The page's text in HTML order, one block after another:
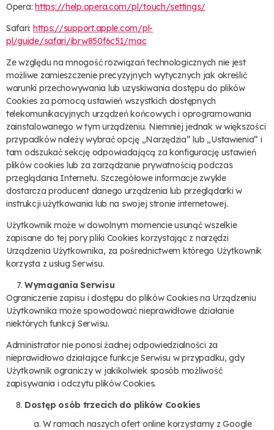
Opera:https://help.opera.com/pl/touch/settings/
Safari: https://support.apple.com/pl-
pl/guide/safari/ibrw850f6c51/mac
Ze względu na mnogość rozwiązań technologicznych nie jest
możliwe zamieszczenie precyzyjnych wytycznych jak określić
warunki przechowywania lub uzyskiwania dostępu do plików
Cookies za pomocą ustawień wszystkich dostępnych
telekomunikacyjnych urządzeń końcowych i oprogramowania
zainstalowanego w tym urządzeniu. Niemniej jednak w większości
przypadków należy wybrać opcję „Narzędzia” lub „Ustawienia” i
tam odszukać sekcję odpowiadającą za konfigurację ustawień
plików cookies lub za zarządzanie prywatnością podczas
przeglądania Internetu. Szczegółowe informacje zwykle
dostarcza producent danego urządzenia lub przeglądarki w
instrukcji użytkowania lub na swojej stronie internetowej.
Użytkownik może w dowolnym momencie usunąć wszelkie
zapisane do tej pory pliki Cookies korzystając z narzędzi
Urządzenia Użytkownika, za pośrednictwem którego Użytkownik
korzysta z usług Serwisu.
Wymagania Serwisu
Ograniczenie zapisu i dostępu do plików Cookies na Urządzeniu
Użytkownika może spowodować nieprawidłowe działanie
niektórych funkcji Serwisu.
Administrator nie ponosi żadnej odpowiedzialności za
nieprawidłowo działające funkcje Serwisu w przypadku, gdy
Użytkownik ograniczy w jakikolwiek sposób możliwość
zapisywania i odczytu plików Cookies.
Dostęp osób trzecich do plików Cookies
W ramach naszych ofert online korzystamy z Google